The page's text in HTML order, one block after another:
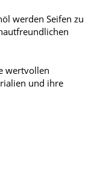
werden Seifen zu
wertvollen
und ihre